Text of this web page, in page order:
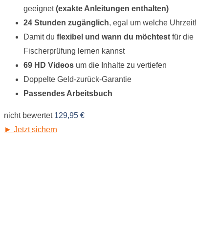
geeignet(exakte Anleitungen enthalten)
24 Stunden zugänglich, egal um welche Uhrzeit!
Damit du flexibel und wann du möchtest für die
Fischerprüfung lernen kannst
69 HD Videos um die Inhalte zu vertiefen
Doppelte Geld-zurück-Garantie
Passendes Arbeitsbuch
nicht bewertet 129,95 €
► Jetzt sichern